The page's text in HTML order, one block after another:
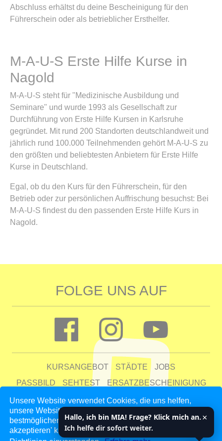
Unsere Website verwendet Cookies, die uns helfen,
unsere Website zu verbessern und unseren Kunden den
bestmöglichen Service zu bieten. Indem du auf 'Auswahl
akzeptieren' klickst, erklärst du dich mit unseren Cookie-
Abschluss erhältst du deine Bescheinigung für den
Führerschein oder als betrieblicher Ersthelfer.
M-A-U-S Erste Hilfe Kurse in
Nagold
M-A-U-S steht für "Medizinische Ausbildung und
Seminare" und wurde 1993 als Gesellschaft zur
Durchführung von Erste Hilfe Kursen in Karlsruhe
gegründet. Mit rund 200 Standorten deutschlandweit und
jährlich rund 100.000 Teilnehmenden gehört M-A-U-S zu
den größten und beliebtesten Anbietern für Erste Hilfe
Kurse in Deutschland.
Egal, ob du den Kurs für den Führerschein, für den
Betrieb oder zur persönlichen Auffrischung besuchst: Bei
M-A-U-S findest du den passenden Erste Hilfe Kurs in
Nagold.
FOLGE UNS AUF
KURSANGEBOT STÄDTE
JOBS
PASSBILD
SEHTEST
ERSATZBESCHEINIGUNG
UNTERNEHMEN
DATENSCHUTZ
IMPRESSUM
Hallo, ich bin MIA! Frage? Klick mich an.
Ich helfe dir sofort weiter.
×